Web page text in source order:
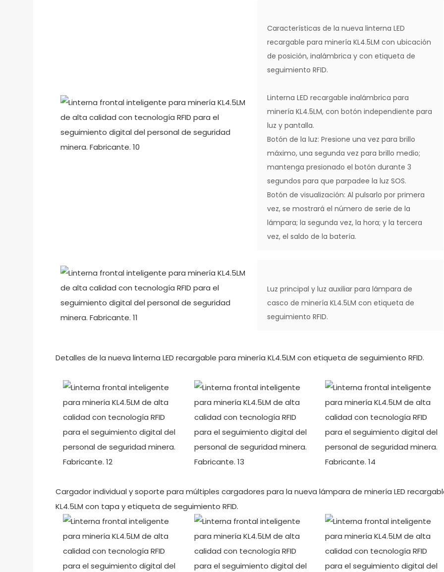
Características de la nueva linterna LED
recargable para minería KL4.5LM con ubicación
de posición, inalámbrica y con etiqueta de
seguimiento RFID.
Linterna LED recargable inalámbrica para
minería KL4.5LM, con botón independiente para
luz y pantalla.
Botón de la luz: Presione una vez para brillo
máximo, una segunda vez para brillo medio;
mantenga presionado el botón durante 3
segundos para que parpadee la luz SOS.
Botón de visualización: Al pulsarlo por primera
vez, se mostrará el número de serie de la
lámpara; la segunda vez, la hora; y la tercera
vez, el saldo de la batería.
Luz principal y luz auxiliar para lámpara de
casco de minería KL4.5LM con etiqueta de
seguimiento RFID.
Detalles de la nueva linterna LED recargable para minería KL4.5LM con etiqueta de seguimiento RFID.
Cargador individual y soporte para múltiples cargadores para la nueva lámpara de minería LED
KL4.5LM con tapa y etiqueta de seguimiento RFID.